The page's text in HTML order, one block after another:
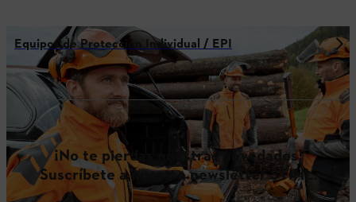
Equipos de Protección Individual / EPI
¡No te pierdas nuestras novedades!
Suscríbete a nuestro newsletter STIHL.